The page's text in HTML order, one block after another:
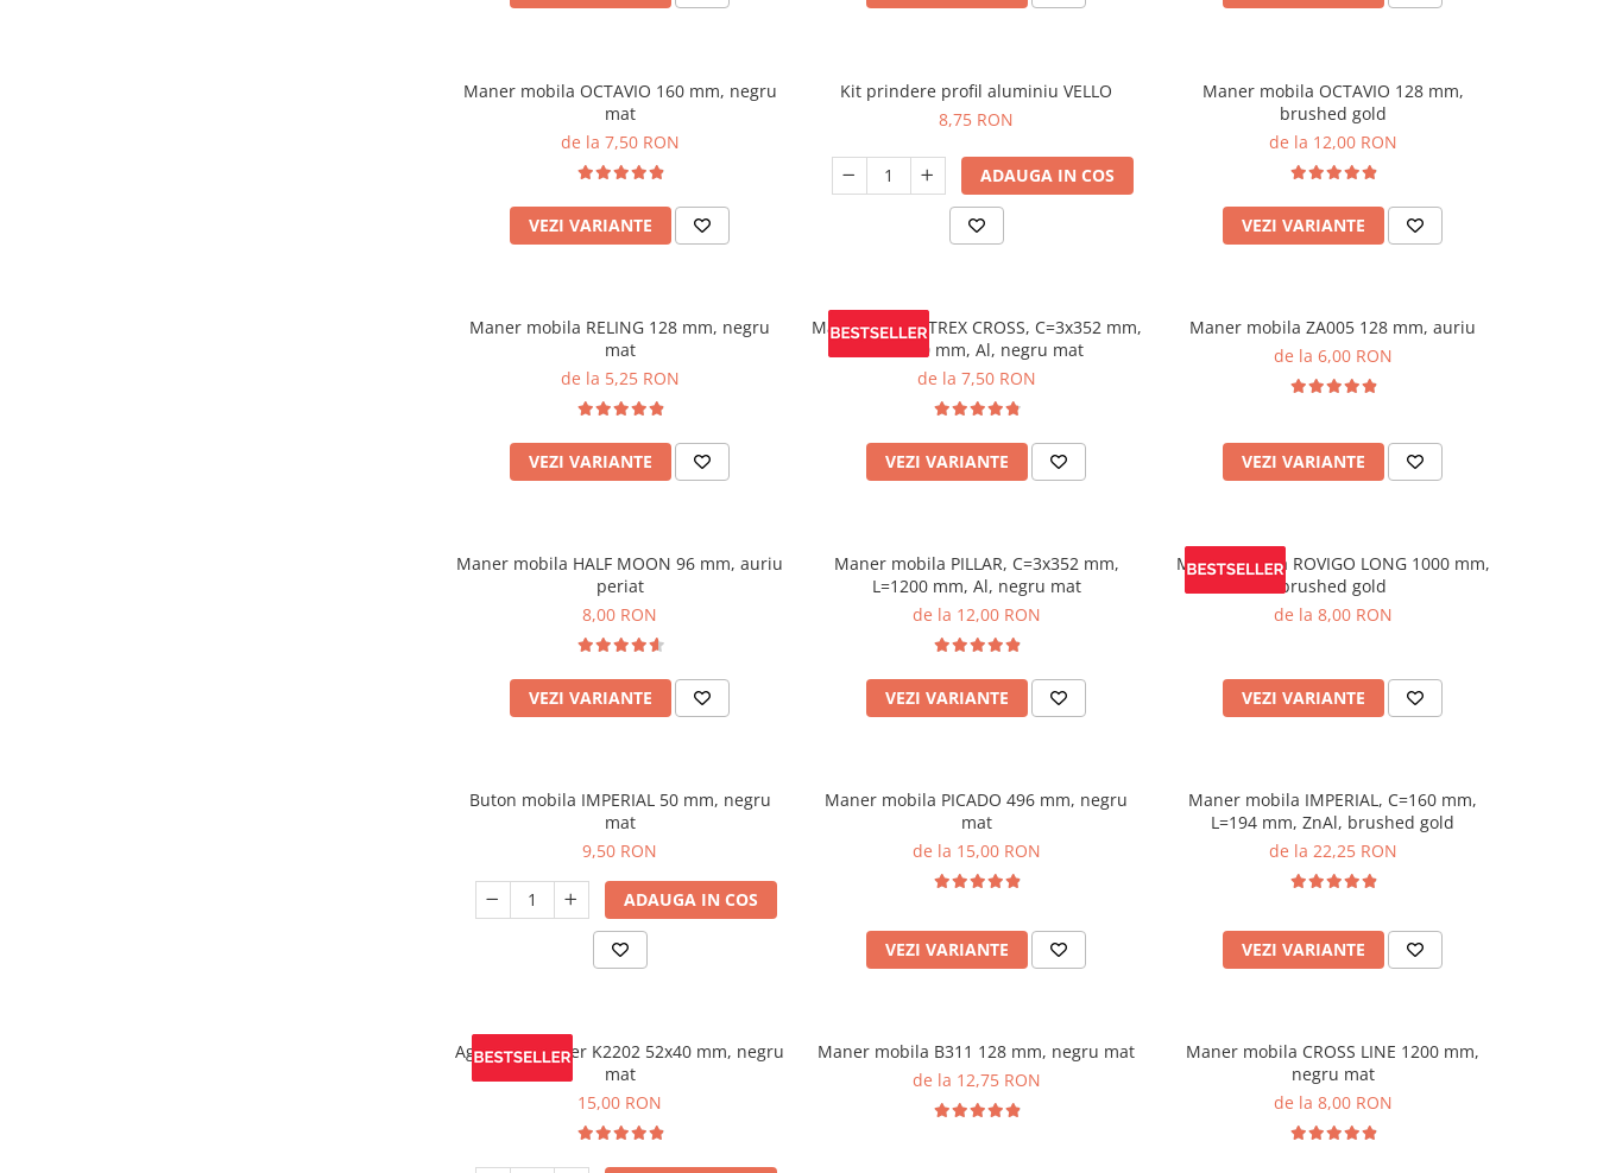
Maner mobila OCTAVIO 160 mm, negru
mat
de la 7,50 RON
VEZI VARIANTE
Kit prindere profil aluminiu VELLO
8,75 RON
ADAUGA IN COS
Maner mobila OCTAVIO 128 mm,
brushed gold
de la 12,00 RON
VEZI VARIANTE
Maner mobila RELING 128 mm, negru
mat
de la 5,25 RON
VEZI VARIANTE
Maner mobila TREX CROSS, C=3x352 mm,
L= 1200 mm, Al, negru mat
de la 7,50 RON
VEZI VARIANTE
Maner mobila ZA005 128 mm, auriu
de la 6,00 RON
VEZI VARIANTE
Maner mobila HALF MOON 96 mm, auriu
periat
8,00 RON
VEZI VARIANTE
Maner mobila PILLAR, C=3x352 mm,
L=1200 mm, Al, negru mat
de la 12,00 RON
VEZI VARIANTE
Maner mobila ROVIGO LONG 1000 mm,
brushed gold
de la 8,00 RON
VEZI VARIANTE
Buton mobila IMPERIAL 50 mm, negru
mat
9,50 RON
ADAUGA IN COS
Maner mobila PICADO 496 mm, negru
mat
de la 15,00 RON
VEZI VARIANTE
Maner mobila IMPERIAL, C=160 mm,
L=194 mm, ZnAl, brushed gold
de la 22,25 RON
VEZI VARIANTE
Agatatoare cuier K2202 52x40 mm, negru
mat
15,00 RON
Maner mobila B311 128 mm, negru mat
de la 12,75 RON
Maner mobila CROSS LINE 1200 mm,
negru mat
de la 8,00 RON